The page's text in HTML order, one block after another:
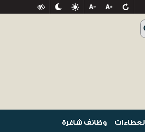
العطاءات وظائف شاغرة